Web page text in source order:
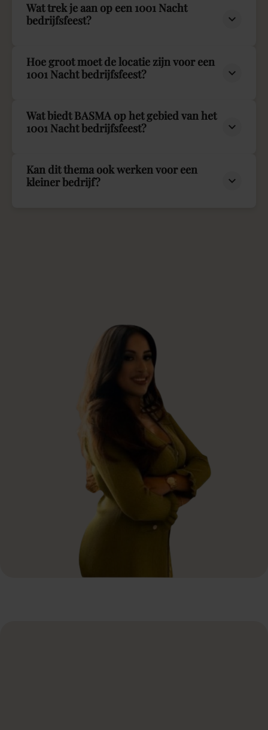
Wat trek je aan op een 1001 Nacht
bedrijfsfeest?
Hoe groot moet de locatie zijn voor een
1001 Nacht bedrijfsfeest?
Wat biedt BASMA op het gebied van het
1001 Nacht bedrijfsfeest?
Kan dit thema ook werken voor een
kleiner bedrijf?